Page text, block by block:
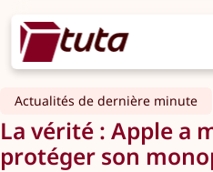
Actualités de dernière minute
La vérité : Apple a
protéger son